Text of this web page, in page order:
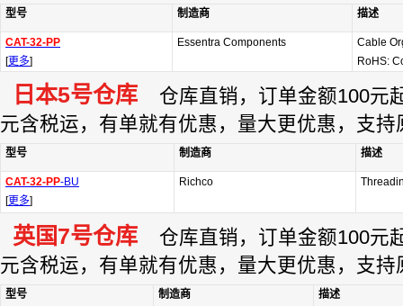
型号 制造商 描述
CAT-32-PP
[更多]
Essentra Components
Cable
RoHS:
日本5号仓库 仓库直销，订单金额100元
元含税运，有单就有优惠，量大更优惠，支持
型号 制造商 描述
CAT-32-PP-BU
[更多]
Richco
英国7号仓库 仓库直销，订单金额100元
元含税运，有单就有优惠，量大更优惠，支持
型号 制造商 描述